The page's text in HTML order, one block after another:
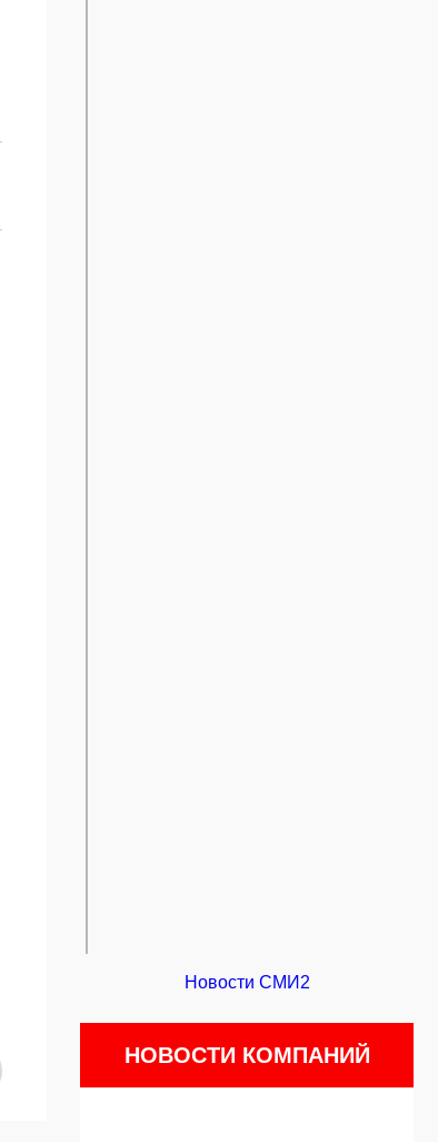
Новости СМИ2
НОВОСТИ КОМПАНИЙ